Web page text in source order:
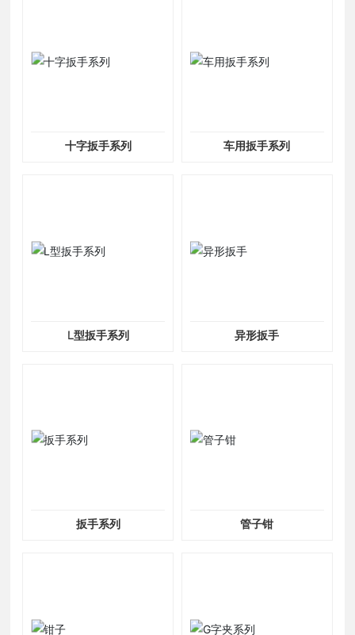
十字扳手系列 车用扳手系列
L型扳手系列 异形扳手
扳手系列 管子钳